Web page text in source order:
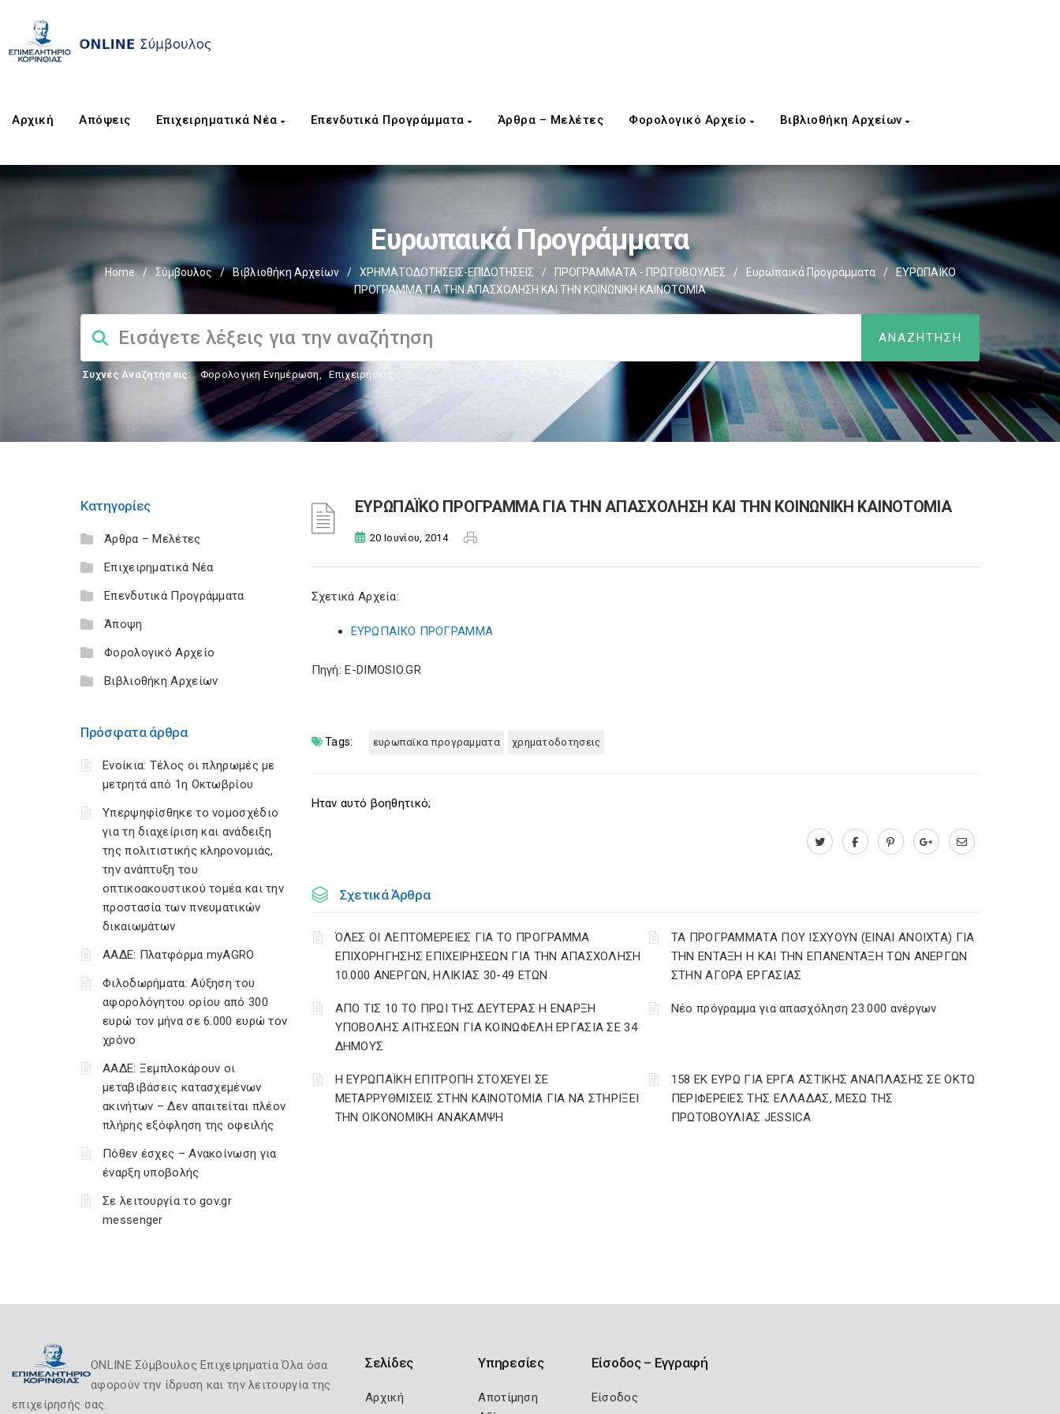
Αρχική Απόψεις Επιχειρηματικά Νέα Επενδυτικά Προγράμματα Άρθρα – Μελέτες Φορολογικό Αρχείο Βιβλιοθήκη Αρχείων
Ευρωπαικά Προγράμματα
Home / Σύμβουλος / Βιβλιοθήκη Αρχείων / ΧΡΗΜΑΤΟΔΟΤΗΣΕΙΣ-ΕΠΙΔΟΤΗΣΕΙΣ / ΠΡΟΓΡΑΜΜΑΤΑ - ΠΡΩΤΟΒΟΥΛΙΕΣ / Ευρωπαικά Προγράμματα /
ΕΥΡΩΠΑΪΚΟ
ΠΡΟΓΡΑΜΜΑ ΓΙΑ ΤΗΝ ΑΠΑΣΧΟΛΗΣΗ ΚΑΙ ΤΗΝ ΚΟΙΝΩΝΙΚΗ ΚΑΙΝΟΤΟΜΙΑ
Συχνές Αναζητήσεις: Φορολογικη Ενημέρωση, Επιχειρήσεις
Κατηγορίες
Άρθρα – Μελέτες
Επιχειρηματικά Νέα
Επενδυτικά Προγράμματα
Άποψη
Φορολογικό Αρχείο
Βιβλιοθήκη Αρχείων
Πρόσφατα άρθρα
Ενοίκια: Τέλος οι πληρωμές με
μετρητά από 1η Οκτωβρίου
Υπερψηφίσθηκε το νομοσχέδιο
για τη διαχείριση και ανάδειξη
της πολιτιστικής κληρονομιάς,
την ανάπτυξη του
οπτικοακουστικού τομέα και την
προστασία των πνευματικών
δικαιωμάτων
ΑΑΔΕ: Πλατφόρμα myAGRO
Φιλοδωρήματα: Αύξηση του
αφορολόγητου ορίου από 300
ευρώ τον μήνα σε 6.000 ευρώ τον
χρόνο
ΑΑΔΕ: Ξεμπλοκάρουν οι
μεταβιβάσεις κατασχεμένων
ακινήτων – Δεν απαιτείται πλέον
πλήρης εξόφληση της οφειλής
Πόθεν έσχες – Ανακοίνωση για
έναρξη υποβολής
Σε λειτουργία το gov.gr
messenger
ΕΥΡΩΠΑΪΚΟ ΠΡΟΓΡΑΜΜΑ ΓΙΑ ΤΗΝ ΑΠΑΣΧΟΛΗΣΗ ΚΑΙ ΤΗΝ ΚΟΙΝΩΝΙΚΗ ΚΑΙΝΟΤΟΜΙΑ
20 Ιουνίου, 2014
Σχετικά Αρχεία:
ΕΥΡΩΠΑΙΚΟ ΠΡΟΓΡΑΜΜΑ
Πηγή: E-DIMOSIO.GR
Tags: ευρωπαϊκα προγραμματα χρηματοδοτησεις
Ηταν αυτό βοηθητικό;
Σχετικά Άρθρα
ΌΛΕΣ ΟΙ ΛΕΠΤΟΜΕΡΕΙΕΣ ΓΙΑ ΤΟ ΠΡΟΓΡΑΜΜΑ
ΕΠΙΧΟΡΗΓΗΣΗΣ ΕΠΙΧΕΙΡΗΣΕΩΝ ΓΙΑ ΤΗΝ ΑΠΑΣΧΟΛΗΣΗ
10.000 ΑΝΕΡΓΩΝ, ΗΛΙΚΙΑΣ 30-49 ΕΤΩΝ
ΤΑ ΠΡΟΓΡΑΜΜΑΤΑ ΠΟΥ ΙΣΧΥΟΥΝ (ΕΙΝΑΙ ΑΝΟΙΧΤΑ) ΓΙΑ
ΤΗΝ ΕΝΤΑΞΗ Η ΚΑΙ ΤΗΝ ΕΠΑΝΕΝΤΑΞΗ ΤΩΝ ΑΝΕΡΓΩΝ
ΣΤΗΝ ΑΓΟΡΑ ΕΡΓΑΣΙΑΣ
AΠΟ ΤΙΣ 10 ΤΟ ΠΡΩΙ ΤΗΣ ΔΕΥΤΕΡΑΣ Η ΕΝΑΡΞΗ
ΥΠΟΒΟΛΗΣ ΑΙΤΗΣΕΩΝ ΓΙΑ ΚΟΙΝΩΦΕΛΗ ΕΡΓΑΣΙΑ ΣΕ 34
ΔΗΜΟΥΣ
Νέο πρόγραμμα για απασχόληση 23.000 ανέργων
Η ΕΥΡΩΠΑΪΚΗ ΕΠΙΤΡΟΠΗ ΣΤΟΧΕΥΕΙ ΣΕ
ΜΕΤΑΡΡΥΘΜΙΣΕΙΣ ΣΤΗΝ ΚΑΙΝΟΤΟΜΙΑ ΓΙΑ ΝΑ ΣΤΗΡΙΞΕΙ
ΤΗΝ ΟΙΚΟΝΟΜΙΚΗ ΑΝΑΚΑΜΨΗ
158 ΕΚ ΕΥΡΩ ΓΙΑ ΕΡΓΑ ΑΣΤΙΚΗΣ ΑΝΑΠΛΑΣΗΣ ΣΕ ΟΚΤΩ
ΠΕΡΙΦΕΡΕΙΕΣ ΤΗΣ ΕΛΛΑΔΑΣ, ΜΕΣΩ ΤΗΣ
ΠΡΩΤΟΒΟΥΛΙΑΣ JESSICA
ONLINE Σύμβουλος Επιχειρηματία Όλα όσα
αφορούν την ίδρυση και την λειτουργία της
επιχείρησής σας.
Σελίδες
Αρχική
Υπηρεσίες
Αποτίμηση
Είσοδος – Εγγραφή
Είσοδος